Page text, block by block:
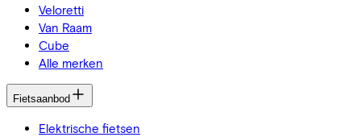
Veloretti
Van Raam
Cube
Alle merken
Fietsaanbod
Elektrische fietsen